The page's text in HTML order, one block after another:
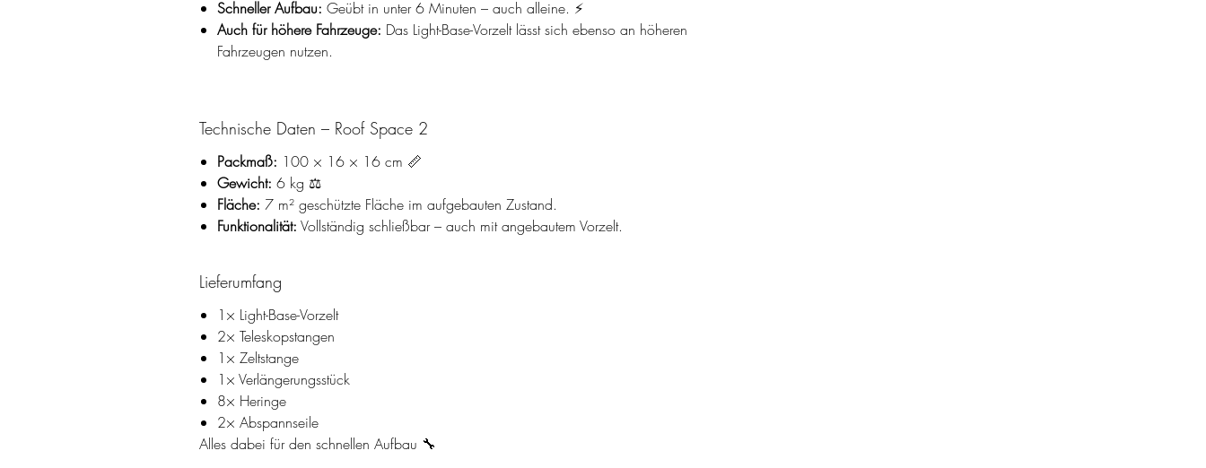
Schneller Aufbau: Geübt in unter 6 Minuten – auch alleine. ⚡
Auch für höhere Fahrzeuge: Das Light-Base-Vorzelt lässt sich ebenso an höheren
Fahrzeugen nutzen.
Technische Daten – Roof Space 2
Packmaß: 100 × 16 × 16 cm 📏
Gewicht: 6 kg ⚖️
Fläche: 7 m² geschützte Fläche im aufgebauten Zustand.
Funktionalität: Vollständig schließbar – auch mit angebautem Vorzelt.
Lieferumfang
1× Light-Base-Vorzelt
2× Teleskopstangen
1× Zeltstange
1× Verlängerungsstück
8× Heringe
2× Abspannseile
Alles dabei für den schnellen Aufbau 🔧